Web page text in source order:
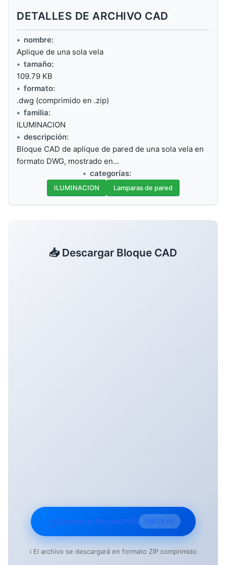
DETALLES DE ARCHIVO CAD
nombre:
Aplique de una sola vela
tamaño:
109.79 KB
formato:
.dwg (comprimido en .zip)
familia:
ILUMINACION
descripción:
Bloque CAD de aplique de pared de una sola vela en
formato DWG, mostrado en…
categorías:
ILUMINACION Lamparas de pared
📥 Descargar Bloque CAD
Descargar Bloque DWG 109.79 KB
ℹ️ El archivo se descargará en formato ZIP comprimido